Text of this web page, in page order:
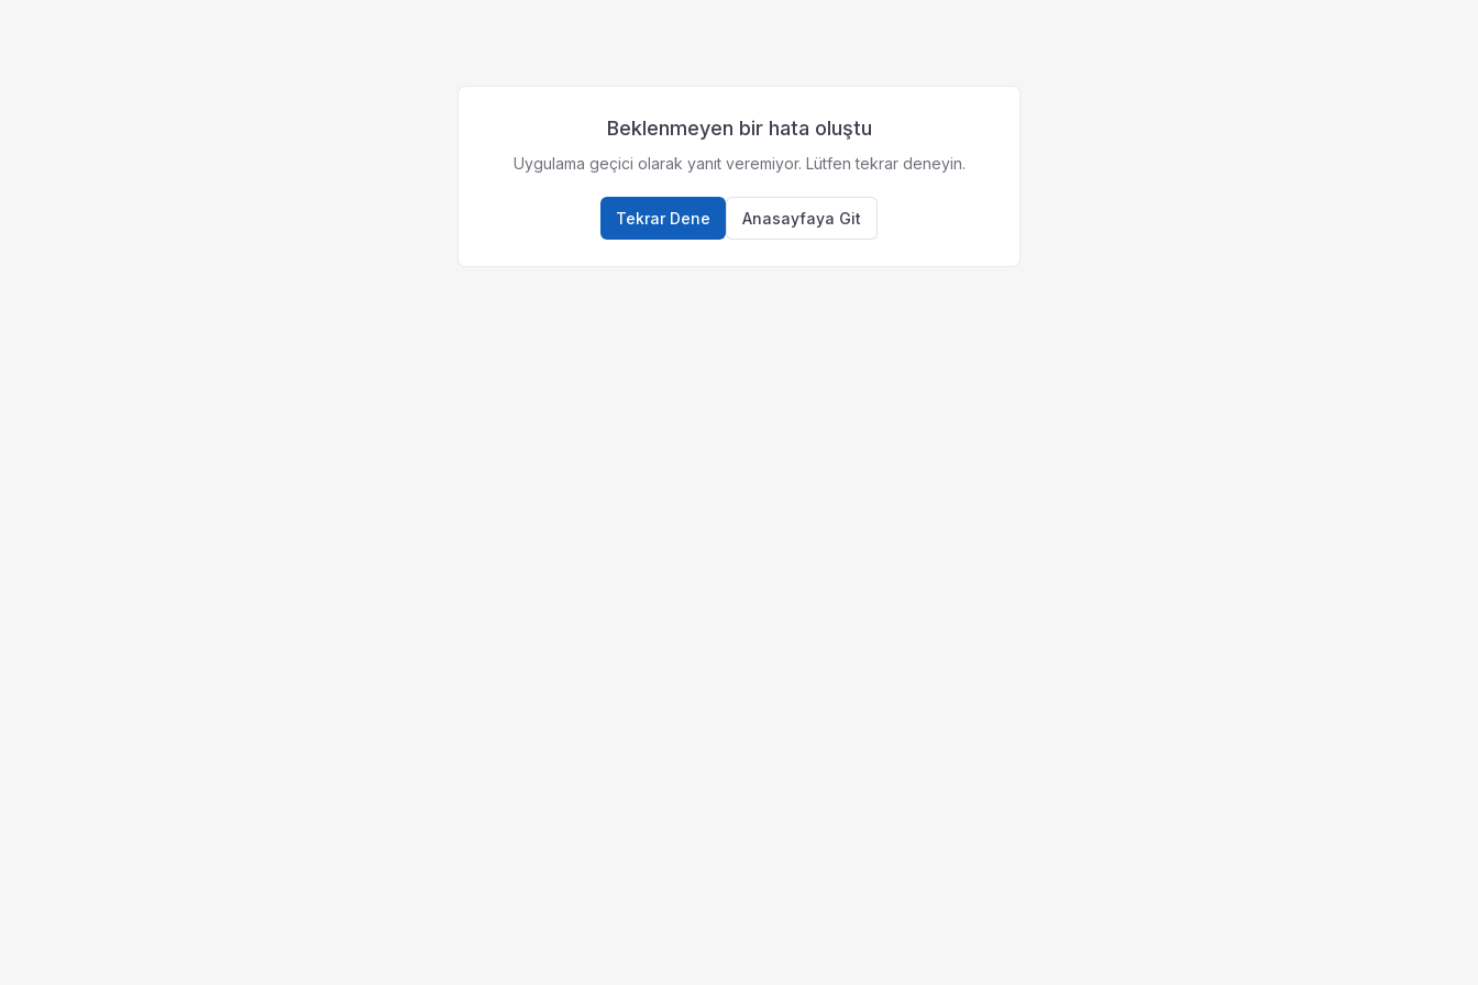
Beklenmeyen bir hata oluştu
Uygulama geçici olarak yanıt veremiyor. Lütfen tekrar deneyin.
Tekrar Dene Anasayfaya Git